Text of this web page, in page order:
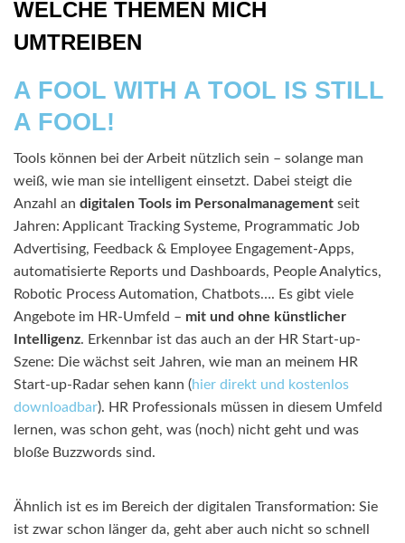
WELCHE THEMEN MICH
UMTREIBEN
A FOOL WITH A TOOL IS STILL
A FOOL!
Tools können bei der Arbeit nützlich sein – solange man
weiß, wie man sie intelligent einsetzt. Dabei steigt die
Anzahl an digitalen Tools im Personalmanagement seit
Jahren: Applicant Tracking Systeme, Programmatic Job
Advertising, Feedback & Employee Engagement-Apps,
automatisierte Reports und Dashboards, People Analytics,
Robotic Process Automation, Chatbots…. Es gibt viele
Angebote im HR-Umfeld – mit und ohne künstlicher
Intelligenz. Erkennbar ist das auch an der HR Start-up-
Szene: Die wächst seit Jahren, wie man an meinem HR
Start-up-Radar sehen kann (hier direkt und kostenlos
downloadbar). HR Professionals müssen in diesem Umfeld
lernen, was schon geht, was (noch) nicht geht und was
bloße Buzzwords sind.
Ähnlich ist es im Bereich der digitalen Transformation: Sie
ist zwar schon länger da, geht aber auch nicht so schnell